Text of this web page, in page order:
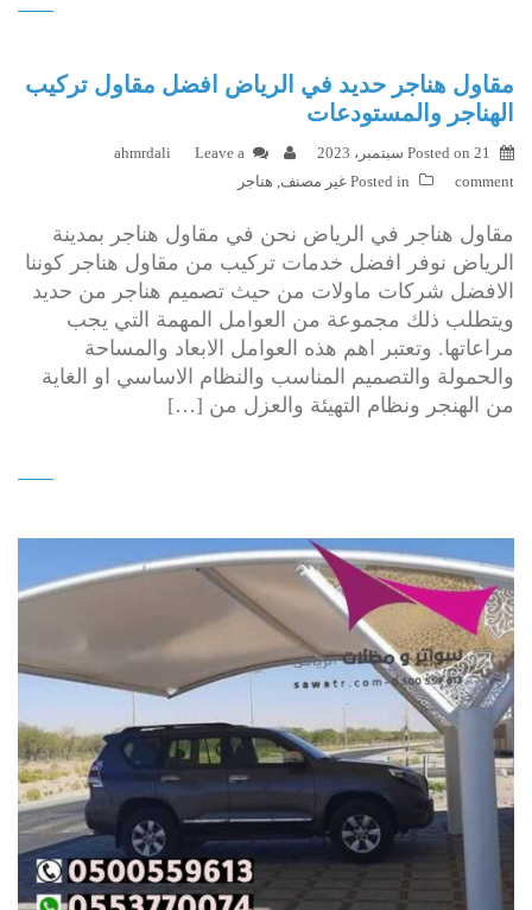
مقاول هناجر حديد في الرياض افضل مقاول تركيب
الهناجر والمستودعات
Posted on 21 سبتمبر، 2023 ahmrdali
Leave a
comment
Posted in غير مصنف هناجر
مقاول هناجر في الرياض نحن في مقاول هناجر بمدينة
الرياض نوفر افضل خدمات تركيب من مقاول هناجر كوننا
الافضل شركات ماولات من حيث تصميم هناجر من حديد
ويتطلب ذلك مجموعة من العوامل المهمة التي يجب
مراعاتها. وتعتبر اهم هذه العوامل الابعاد والمساحة
والحمولة والتصميم المناسب والنظام الاساسي او الغاية
من الهنجر ونظام التهيئة والعزل من […]